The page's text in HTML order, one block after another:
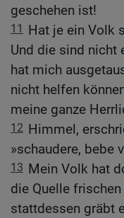
geschehen ist!
11
Hat je ein Volk
Und die sind nicht
hat mich
nicht helfen
meine ganze
12 Himmel,
»schaudere, bebe
13 Mein Volk hat
die Quelle
stattdessen gräbt